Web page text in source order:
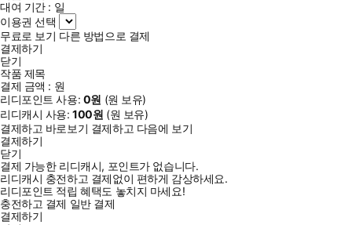
대여 기간 : 일
이용권 선택
무료로 보기 다른 방법으로 결제
결제하기
닫기
작품 제목
결제 금액 : 원
리디포인트 사용: 0원 (원 보유)
리디캐시 사용:100원 (원 보유)
결제하고 바로보기 결제하고 다음에 보기
결제하기
닫기
결제 가능한 리디캐시, 포인트가 없습니다.
리디캐시 충전하고 결제없이 편하게 감상하세요.
리디포인트 적립 혜택도 놓치지 마세요!
충전하고 결제 일반 결제
결제하기